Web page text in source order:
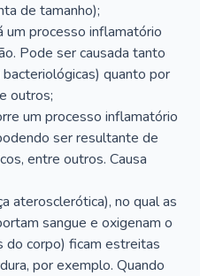
de tamanho);
um processo inflamatório
Pode ser causada tanto
quanto por
outros;
um processo inflamatório
ser resultante de
entre outros. Causa
aterosclerótica), no qual as
sangue e oxigenam o
do corpo) ficam estreitas
por exemplo. Quando